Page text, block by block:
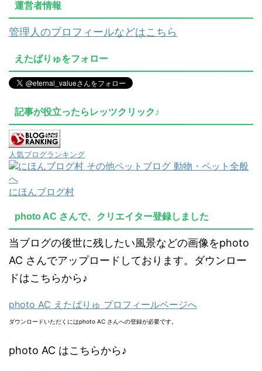
運営者情報
管理人のプロフィールなどはこちら
えたばりゅをフォロー
記事が役立ったらレッツクリック♪
人気ブログランキング
にほんブログ村
photo AC さんで、クリエイター登録しました
当ブログの後世に残したい風景などの画像をphoto
AC さんでアップロードしております。ダウンロー
ドはこちらから♪
photo AC えたばりゅ プロフィールページへ
ダウンロードいただくにはphoto AC さんへの登録が必要です。
photo AC はこちらから♪